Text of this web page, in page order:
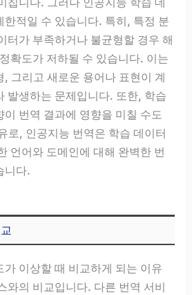
한적일 수 있습니다. 특히, 특정 분
터가 부족하거나 불균형할 경우 해
확도가 저하될 수 있습니다. 이는
그리고 새로운 용어나 표현이 계
발생하는 문제입니다. 또한, 학습
이 번역 결과에 영향을 미칠 수도
로, 인공지능 번역은 학습 데이터
언어와 도메인에 대해 완벽한 번
니다.
가 이상할 때 비교하게 되는 이유
와의 비교입니다. 다른 번역 서비